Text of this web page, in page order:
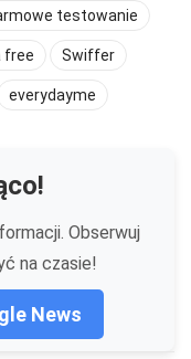
testowanie
free Swiffer
everydayme
Obserwuj
na czasie!
News